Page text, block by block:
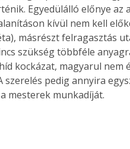
Egyedülálló előnye az
kívül nem kell
másrészt felragasztás
szükség többféle
kockázat, magyarul nem
pedig annyira
mesterek munkadíját.